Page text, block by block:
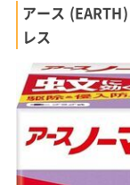
アース
レス